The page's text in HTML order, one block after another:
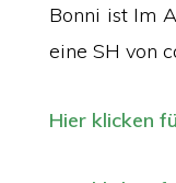
Bonni ist Im
eine SH von
Hier klicken